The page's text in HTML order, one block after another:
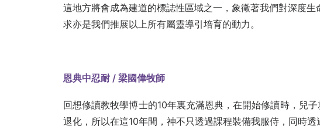
這地方將會成為建道的標誌性區域之一，象徵著我們對深度
求亦是我們推展以上所有屬靈導引培育的動力。
恩典中忍耐 / 梁國偉牧師
回想修讀教牧學博士的10年裏充滿恩典，在開始修讀時，兒
退化，所以在這10年間，神不只透過課程裝備我服侍，同時透